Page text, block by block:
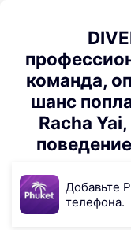
команда,
шанс
Racha
Добавьте
телефона.